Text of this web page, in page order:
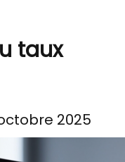
taux
2025